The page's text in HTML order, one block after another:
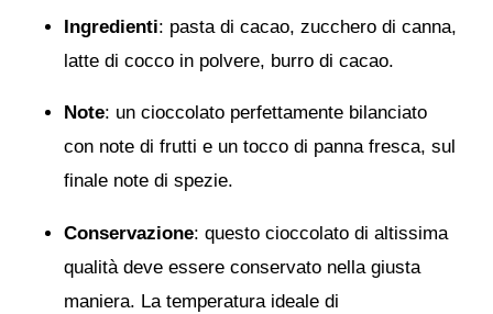
Ingredienti: pasta di cacao, zucchero di canna,
latte di cocco in polvere, burro di cacao.
Note: un cioccolato perfettamente bilanciato
con note di frutti e un tocco di panna fresca, sul
finale note di spezie.
Conservazione: questo cioccolato di altissima
qualità deve essere conservato nella giusta
maniera. La temperatura ideale di